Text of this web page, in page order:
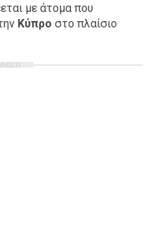
με άτομα που
Κύπρο στο πλαίσιο